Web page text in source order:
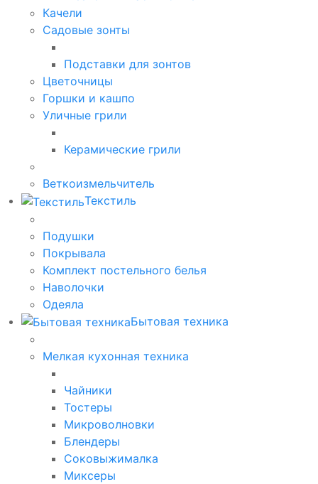
Качели
Садовые зонты
Подставки для зонтов
Цветочницы
Горшки и кашпо
Уличные грили
Керамические грили
Веткоизмельчитель
Текстиль
Подушки
Покрывала
Комплект постельного белья
Наволочки
Одеяла
Бытовая техника
Мелкая кухонная техника
Чайники
Тостеры
Микроволновки
Блендеры
Соковыжималка
Миксеры